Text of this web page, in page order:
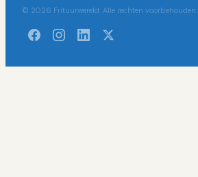
© 2026 Frituurwereld. Alle rechten voorbehouden.